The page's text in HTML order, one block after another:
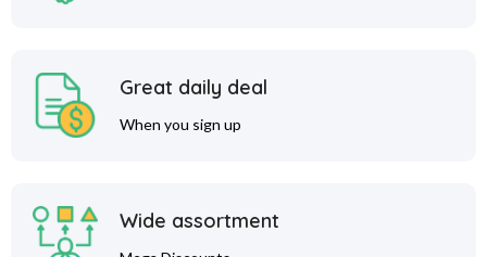
Great daily deal
When you sign up
Wide assortment